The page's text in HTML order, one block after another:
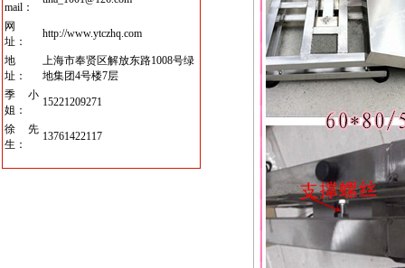
mail：
网
址：
http://www.ytczhq.com
地
址：
上海市奉贤区解放东路1008号绿
地集团4号楼7层
季小
姐：
15221209271
徐先
生：
13761422117